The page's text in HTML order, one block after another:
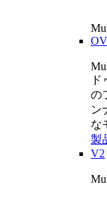
の
ン
な
製
V2